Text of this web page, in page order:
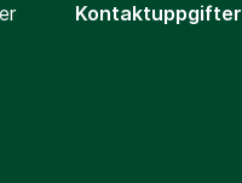
Kontaktuppgifter